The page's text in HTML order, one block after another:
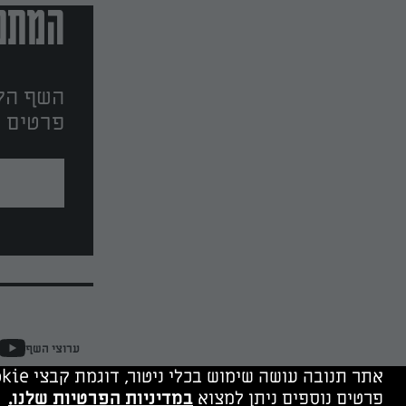
השף
פרטים
ערוצי השף
אתר תנובה עושה שימוש בכלי ניטור, דוגמת קבצי cookie, של תנובה ושל צדד שלישי. המשך גלישה מהווה הסכמה לשימוש בכלים אלה.
פרטים נוספים ניתן למצוא במדיניות הפרטיות שלנו.